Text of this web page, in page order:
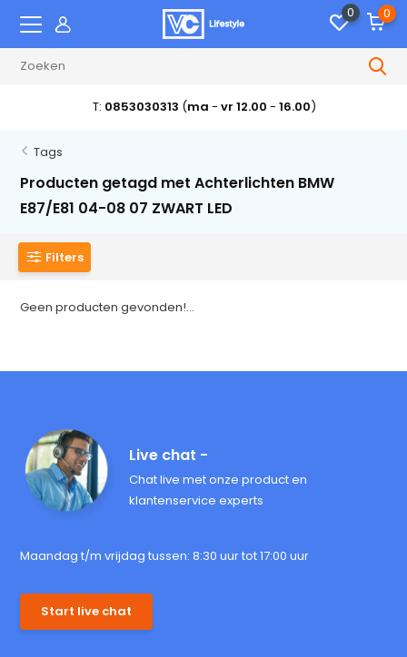
0 0
T: 0853030313 (ma - vr 12.00 - 16.00)
Tags
Producten getagd met Achterlichten BMW
E87/E81 04-08 07 ZWART LED
Filters
Geen producten gevonden!...
Live chat -
Chat live met onze product en
klantenservice experts
Maandag t/m vrijdag tussen: 8:30 uur tot 17:00 uur
Start live chat